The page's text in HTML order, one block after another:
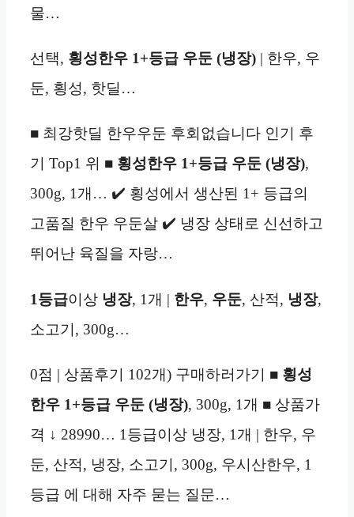
물…
선택, 횡성한우 1+등급 우둔 (냉장) | 한우, 우
둔, 횡성, 핫딜…
■ 최강핫딜 한우우둔 후회없습니다 인기 후
기 Top1 위 ■ 횡성한우 1+등급 우둔 (냉장),
300g, 1개… ✔️ 횡성에서 생산된 1+ 등급의
고품질 한우 우둔살 ✔️ 냉장 상태로 신선하고
뛰어난 육질을 자랑…
1등급이상 냉장, 1개 | 한우, 우둔, 산적, 냉장,
소고기, 300g…
0점 | 상품후기 102개) 구매하러가기 ■ 횡성
한우 1+등급 우둔 (냉장), 300g, 1개 ■ 상품가
격 ↓ 28990… 1등급이상 냉장, 1개 | 한우, 우
둔, 산적, 냉장, 소고기, 300g, 우시산한우, 1
등급 에 대해 자주 묻는 질문…